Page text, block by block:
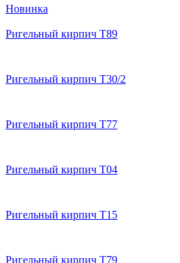
Новинка
Ригельный кирпич T89
Ригельный кирпич T30/2
Ригельный кирпич T77
Ригельный кирпич T04
Ригельный кирпич T15
Ригельный кирпич T79